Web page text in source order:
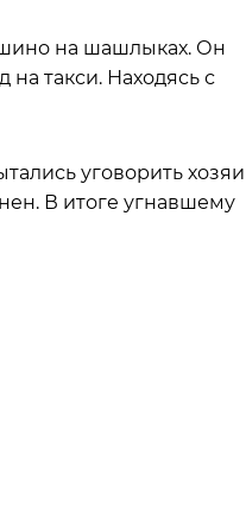
на шашлыках. Он
на такси. Находясь с
уговорить
В итоге угнавшему